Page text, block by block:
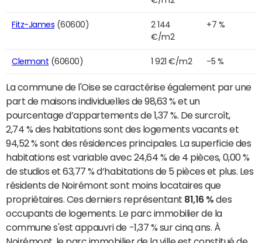
Fitz-James (60600)
2 144
€/m2
+7 %
Clermont (60600) 1 921 €/m2 -5 %
La commune de l'Oise se caractérise également par une
part de maisons individuelles de 98,63 % et un
pourcentage d’appartements de 1,37 %. De surcroît,
2,74 % des habitations sont des logements vacants et
94,52 % sont des résidences principales. La superficie des
habitations est variable avec 24,64 % de 4 pièces, 0,00 %
de studios et 63,77 % d’habitations de 5 pièces et plus. Les
résidents de Noirémont sont moins locataires que
propriétaires. Ces derniers représentant 81,16 % des
occupants de logements. Le parc immobilier de la
commune s'est appauvri de -1,37 % sur cinq ans. À